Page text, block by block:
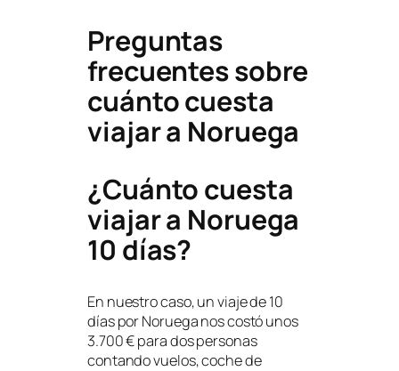
Preguntas
frecuentes sobre
cuánto cuesta
viajar a Noruega
¿Cuánto cuesta
viajar a Noruega
10 días?
En nuestro caso, un viaje de 10
días por Noruega nos costó unos
3.700 € para dos personas
contando vuelos, coche de